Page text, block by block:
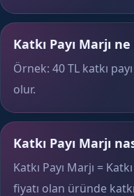
Katkı Payı Marjı
Örnek: 40 TL katkı
olur.
Katkı Payı Marjı
Katkı Payı Marjı =
fiyatı olan üründe